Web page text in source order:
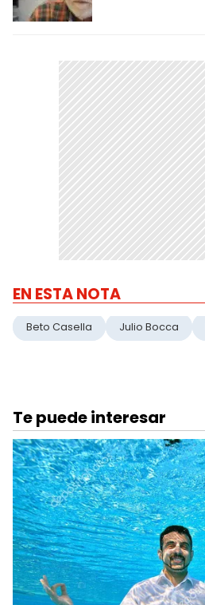
EN ESTA NOTA
Beto Casella Julio Bocca